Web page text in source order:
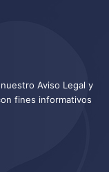
Aviso Legal y
fines informativos